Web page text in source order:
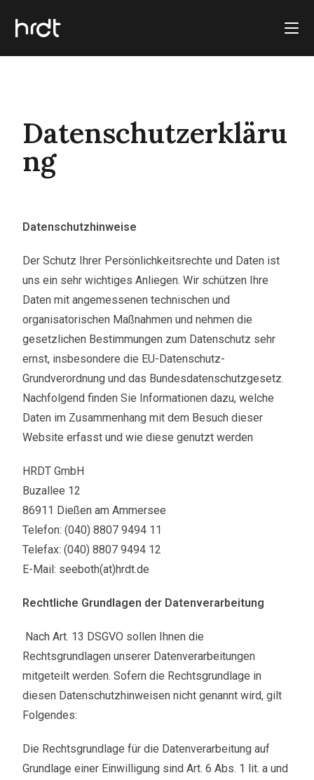
Datenschutzerkläru
ng
Datenschutzhinweise
Der Schutz Ihrer Persönlichkeitsrechte und Daten ist
uns ein sehr wichtiges Anliegen. Wir schützen Ihre
Daten mit angemessenen technischen und
organisatorischen Maßnahmen und nehmen die
gesetzlichen Bestimmungen zum Datenschutz sehr
ernst, insbesondere die EU-Datenschutz-
Grundverordnung und das Bundesdatenschutzgesetz.
Nachfolgend finden Sie Informationen dazu, welche
Daten im Zusammenhang mit dem Besuch dieser
Website erfasst und wie diese genutzt werden
HRDT GmbH
Buzallee 12
86911 Dießen am Ammersee
Telefon: (040) 8807 9494 11
Telefax: (040) 8807 9494 12
E-Mail: seeboth(at)hrdt.de
Rechtliche Grundlagen der Datenverarbeitung
Nach Art. 13 DSGVO sollen Ihnen die
Rechtsgrundlagen unserer Datenverarbeitungen
mitgeteilt werden. Sofern die Rechtsgrundlage in
diesen Datenschutzhinweisen nicht genannt wird, gilt
Folgendes:
Die Rechtsgrundlage für die Datenverarbeitung auf
Grundlage einer Einwilligung sind Art. 6 Abs. 1 lit. a und